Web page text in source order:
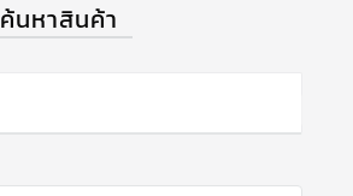
ค้นหาสินค้า